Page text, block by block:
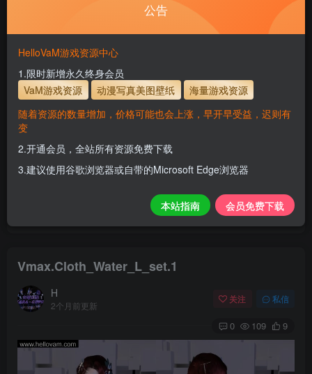
永久至尊会员终生有效
会员免费下载资源
主流网盘——高速下载
支付页面打不开或支付后不跳转请联系QQ：3317425885
服装使用教程
解压密码 www.hellovam.com
开通会员【免费下载】全站资源！
1.为了资源不失效！请不要在线解压！
3.有任何问题请联系客服或评论留言。
Vmax.Cloth_Water_L_set.1
H
2个月前更新
关注 私信
0 109 9
公告
HelloVaM游戏资源中心
1.限时新增永久终身会员
VaM游戏资源
动漫写真美图壁纸
海量游戏资源
随着资源的数量增加，价格可能也会上涨，早开早受益，迟则有
变
2.开通会员，全站所有资源免费下载
3.建议使用谷歌浏览器或自带的Microsoft Edge浏览器
本站指南 会员免费下载